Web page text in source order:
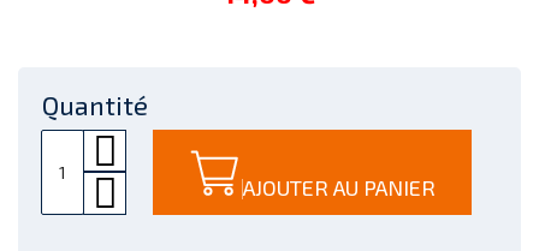
Quantité
AJOUTER AU PANIER